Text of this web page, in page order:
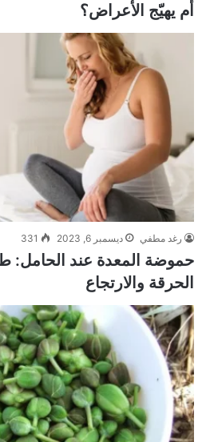
أم يهيّج الأعراض؟
رغد مطفي ديسمبر 6, 2023 331
حموضة المعدة عند الحامل:
الحرقة والارتجاع